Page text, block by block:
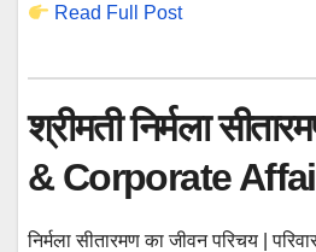
Read Full Post
श्रीमती निर्मला
& Corporate
निर्मला सीतारमण का जीवन परिचय |